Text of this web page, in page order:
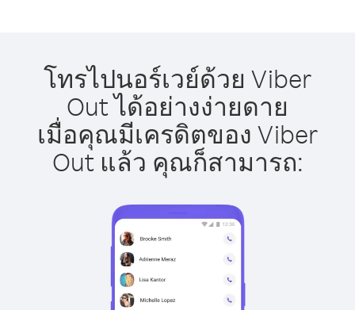
โทรไปนอร์เวย์ด้วย Viber
Out ได้อย่างง่ายดาย
เมื่อคุณมีเครดิตของ Viber
Out แล้ว คุณก็สามารถ: